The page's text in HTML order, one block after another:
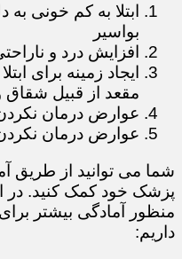
ابتلا به کم خونی
بواسیر
افزایش درد و
ایجاد زمینه برای
مقعد از قبیل شقاق
عوارض درمان نکردن
عوارض درمان نکردن
​​​​​​​شما می توانید از طریق
پزشک خود کمک کنید. در
منظور آمادگی بیشتر
داریم: